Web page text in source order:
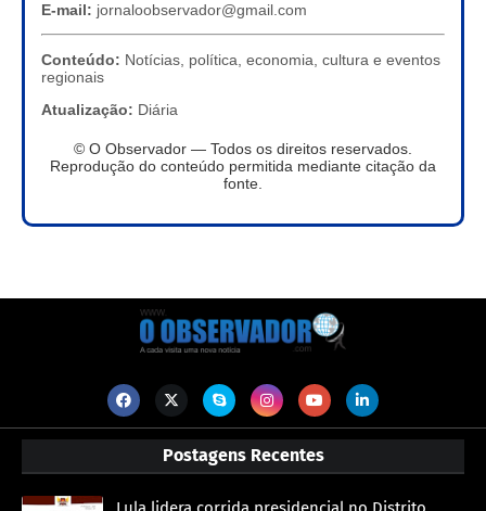
E-mail: jornaloobservador@gmail.com
Conteúdo: Notícias, política, economia, cultura e eventos
regionais
Atualização: Diária
© O Observador — Todos os direitos reservados.
Reprodução do conteúdo permitida mediante citação da
fonte.
Postagens Recentes